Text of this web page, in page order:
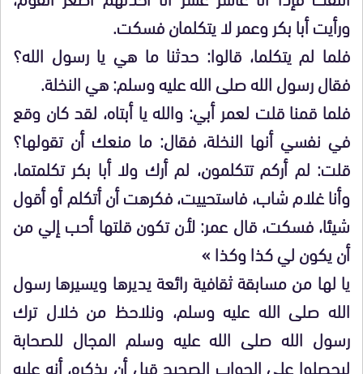
ورأيت أبا بكر وعمر لا يتكلمان فسكت.
فلما لم يتكلما، قالوا: حدثنا ما هي يا رسول الله؟
فقال رسول الله صلى الله عليه وسلم: هي النخلة.
فلما قمنا قلت لعمر أبي: والله يا أبتاه، لقد كان وقع
في نفسي أنها النخلة، فقال: ما منعك أن تقولها؟
قلت: لم أركم تتكلمون، لم أرك ولا أبا بكر تكلمتما،
وأنا غلام شاب، فاستحييت، فكرهت أن أتكلم أو أقول
شيئا، فسكت، قال عمر: لأن تكون قلتها أحب إلي من
أن يكون لي كذا وكذا »
يا لها من مسابقة ثقافية رائعة يديرها ويسيرها رسول
الله صلى الله عليه وسلم، ونلاحظ من خلال ترك
رسول الله صلى الله عليه وسلم المجال للصحابة
ليحصلوا على الجواب الصحيح قبل أن يذكره، أنه عليه